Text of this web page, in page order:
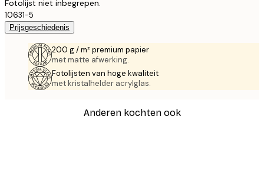
Fotolijst niet inbegrepen.
10631-5
Prijsgeschiedenis
200 g / m² premium papier
met matte afwerking.
Fotolijsten van hoge kwaliteit
met kristalhelder acrylglas.
Anderen kochten ook